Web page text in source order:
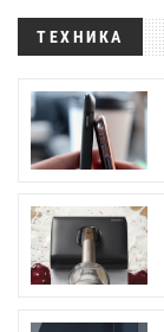
ТЕХНИКА